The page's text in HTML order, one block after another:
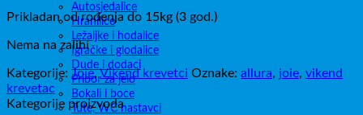
Autosjedalice
Hranilice
Ležaljke i hodalice
Igračke i glodalice
Dude i dodaci
Pribor za jelo
Bokali i boce
Tute, WC nastavci
Prikladan od rođenja do 15kg (3 god.)
Nema na zalihi
Kategorije: Joie,Vikend krevetci Oznake: allura, joie, vikend
krevetac
Kategorije proizvoda